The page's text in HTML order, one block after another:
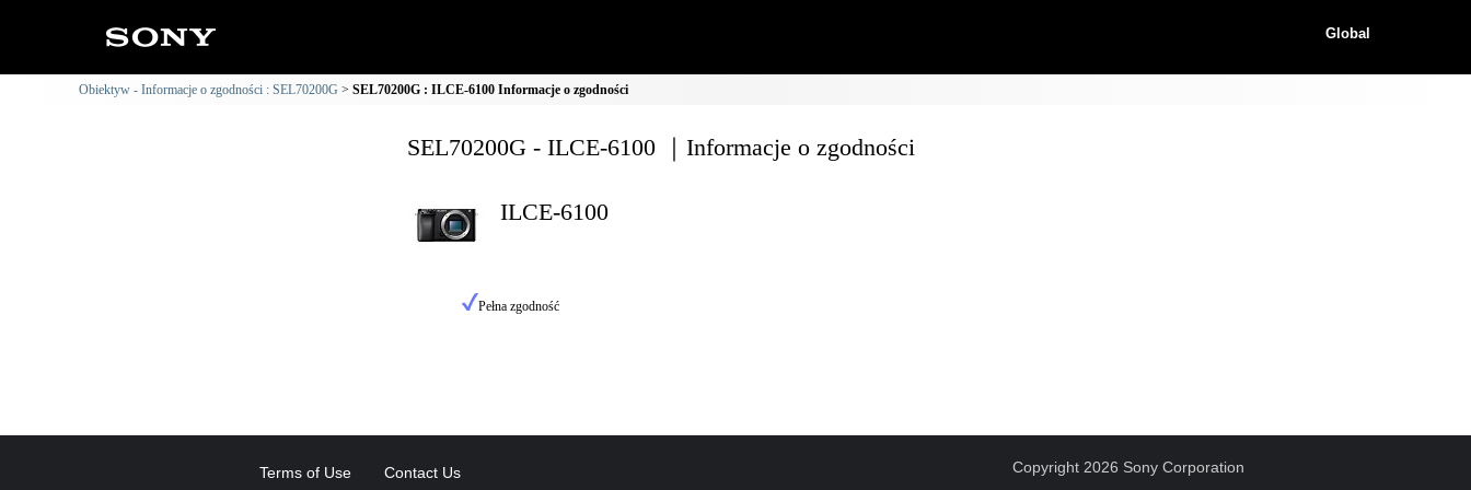
Global
Obiektyw - Informacje o zgodności : SEL70200G SEL70200G : ILCE-6100 Informacje o zgodności
SEL70200G - ILCE-6100 ｜Informacje o zgodności
ILCE-6100
Pełna zgodność
Terms of Use Contact Us Copyright 2026 Sony Corporation